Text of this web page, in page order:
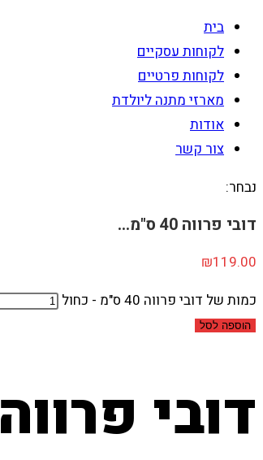
בית
לקוחות עסקיים
לקוחות פרטיים
מארזי מתנה ליולדת
אודות
צור קשר
נבחר:
דובי פרווה 40 ס"מ…
₪119.00
כמות של דובי פרווה 40 ס"מ - כחול
הוספה לסל
דובי פרווה 40 ס"מ – כחול